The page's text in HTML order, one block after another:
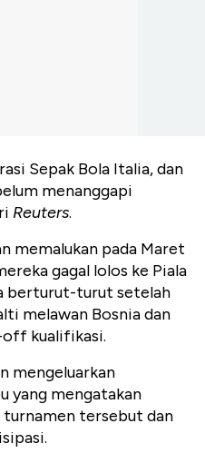
Sepak Bola Italia, dan
menanggapi
Reuters.
memalukan pada Maret
gagal lolos ke Piala
berturut-turut setelah
melawan Bosnia dan
kualifikasi.
mengeluarkan
yang mengatakan
turnamen tersebut dan